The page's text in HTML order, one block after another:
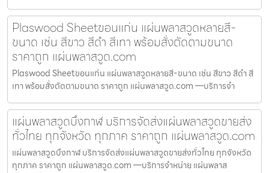
Plaswood Sheetขอนแก่น แผ่นพลาสวูดหลายสี-
ขนาด เช่น สีขาว สีดำ สีเทา พร้อมสั่งตัดตามขนาด
ราคาถูก แผ่นพลาสวูด.com
Plaswood Sheetขอนแก่น แผ่นพลาสวูดหลายสี-ขนาด เช่น สีขาว สีดำ สี
เทา พร้อมสั่งตัดตามขนาด ราคาถูก แผ่นพลาสวูด.com —บริการจำ
แผ่นพลาสวูดบึงกาฬ บริการจัดส่งแผ่นพลาสวูดขายส่ง
ทั่วไทย ทุกจังหวัด ทุกภาค ราคาถูก แผ่นพลาสวูด.com
แผ่นพลาสวูดบึงกาฬ บริการจัดส่งแผ่นพลาสวูดขายส่งทั่วไทย ทุกจังหวัด
ทุกภาค ราคาถูก แผ่นพลาสวูด.com —บริการจำหน่าย แผ่นพลาส